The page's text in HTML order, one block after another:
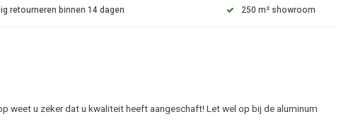
retourneren binnen 14 dagen 250 m² showroom
weet u zeker dat u kwaliteit heeft aangeschaft! Let wel op bij de aluminum